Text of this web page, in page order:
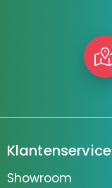
Klantenservice
Showroom